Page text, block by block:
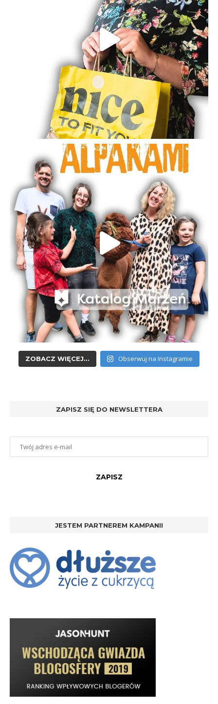
ZOBACZ WIĘCEJ... Obserwuj na Instagramie
ZAPISZ SIĘ DO NEWSLETTERA
JESTEM PARTNEREM KAMPANII